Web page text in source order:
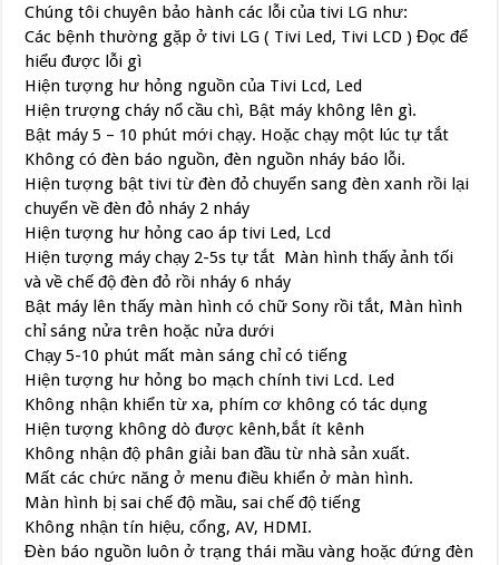
Chúng tôi chuyên bảo hành các lỗi của tivi LG như:
Các bệnh thường gặp ở tivi LG ( Tivi Led, Tivi LCD ) Đọc để
hiểu được lỗi gì
Hiện tượng hư hỏng nguồn của Tivi Lcd, Led
Hiện trượng cháy nổ cầu chì, Bật máy không lên gì.
Bật máy 5 – 10 phút mới chạy. Hoặc chạy một lúc tự tắt
Không có đèn báo nguồn, đèn nguồn nháy báo lỗi.
Hiện tượng bật tivi từ đèn đỏ chuyển sang đèn xanh rồi lại
chuyển về đèn đỏ nháy 2 nháy
Hiện tượng hư hỏng cao áp tivi Led, Lcd
Hiện tượng máy chạy 2-5s tự tắt Màn hình thấy ảnh tối
và về chế độ đèn đỏ rồi nháy 6 nháy
Bật máy lên thấy màn hình có chữ Sony rồi tắt, Màn hình
chỉ sáng nửa trên hoặc nửa dưới
Chạy 5-10 phút mất màn sáng chỉ có tiếng
Hiện tượng hư hỏng bo mạch chính tivi Lcd. Led
Không nhận khiển từ xa, phím cơ không có tác dụng
Hiện tượng không dò được kênh,bắt ít kênh
Không nhận độ phân giải ban đầu từ nhà sản xuất.
Mất các chức năng ở menu điều khiển ở màn hình.
Màn hình bị sai chế độ mầu, sai chế độ tiếng
Không nhận tín hiệu, cổng, AV, HDMI.
Đèn báo nguồn luôn ở trạng thái mầu vàng hoặc đứng đèn